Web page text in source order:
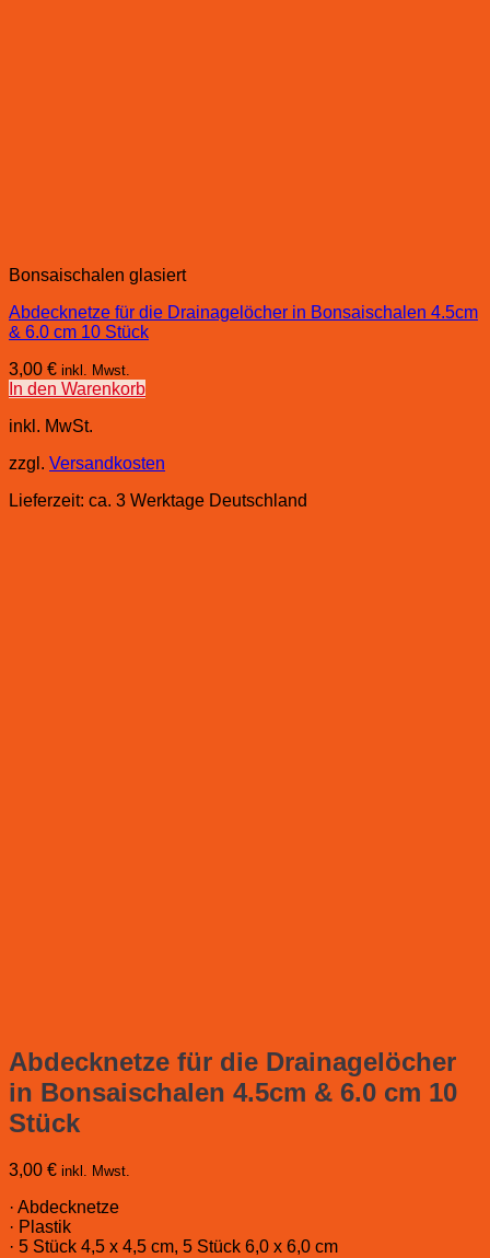
Bonsaischalen glasiert
Abdecknetze für die Drainagelöcher in Bonsaischalen 4.5cm
& 6.0 cm 10 Stück
3,00 € inkl. Mwst.
In den Warenkorb
inkl. MwSt.
zzgl. Versandkosten
Lieferzeit: ca. 3 Werktage Deutschland
Abdecknetze für die Drainagelöcher
in Bonsaischalen 4.5cm & 6.0 cm 10
Stück
3,00 € inkl. Mwst.
· Abdecknetze
· Plastik
· 5 Stück 4,5 x 4,5 cm, 5 Stück 6,0 x 6,0 cm